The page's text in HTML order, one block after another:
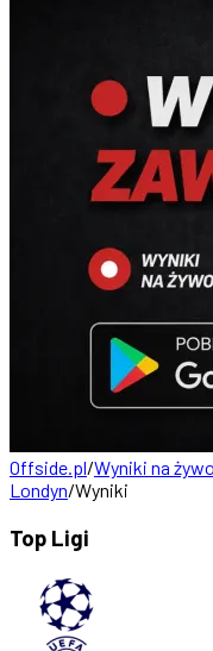
Offside.pl/Wyniki na żywo
Londyn/Wyniki
Top Ligi